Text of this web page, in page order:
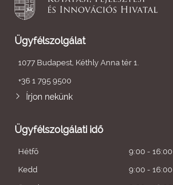
Ügyfélszolgálat
1077 Budapest, Kéthly Anna tér 1.
+36 1 795 9500
Írjon nekünk
Ügyfélszolgálati idő
Hétfő
9:00 - 16:00
Kedd
9:00 - 16:00